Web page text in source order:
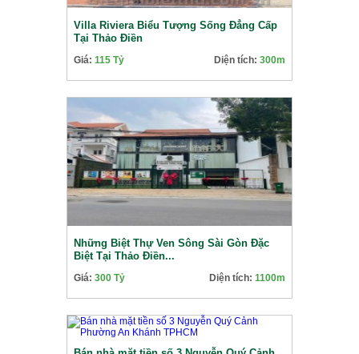
Villa Riviera Biểu Tượng Sống Đẳng Cấp
Tại Thảo Điền
Giá: 115 Tỷ Diện tích: 300m
Những Biệt Thự Ven Sông Sài Gòn Đặc
Biệt Tại Thảo Điền...
Giá: 300 Tỷ Diện tích: 1100m